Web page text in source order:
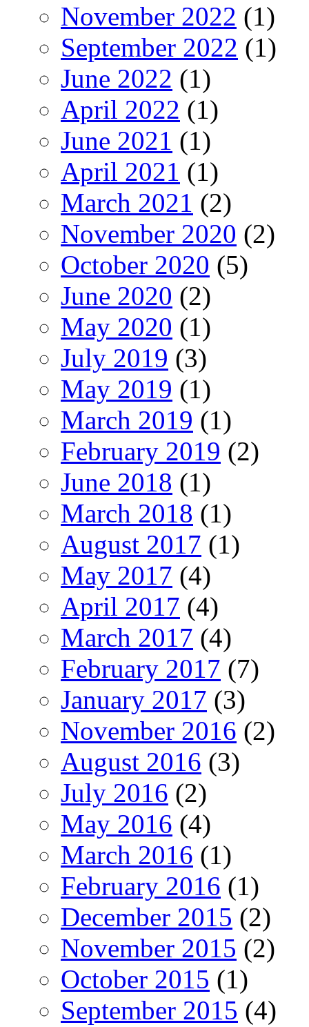
November 2022 (1)
September 2022 (1)
June 2022 (1)
April 2022 (1)
June 2021 (1)
April 2021 (1)
March 2021 (2)
November 2020 (2)
October 2020 (5)
June 2020 (2)
May 2020 (1)
July 2019 (3)
May 2019 (1)
March 2019 (1)
February 2019 (2)
June 2018 (1)
March 2018 (1)
August 2017 (1)
May 2017 (4)
April 2017 (4)
March 2017 (4)
February 2017 (7)
January 2017 (3)
November 2016 (2)
August 2016 (3)
July 2016 (2)
May 2016 (4)
March 2016 (1)
February 2016 (1)
December 2015 (2)
November 2015 (2)
October 2015 (1)
September 2015 (4)